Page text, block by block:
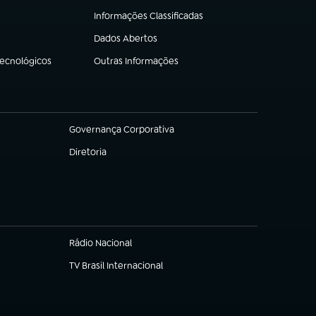
Informações Classificadas
(abre em nova aba)
Dados Abertos
(abre em nova aba)
Outras Informações
(abre em nova aba)
Governança Corporativa
(abre em nova aba)
Diretoria
(abre em nova aba)
Rádio Nacional
TV Brasil Internacional
(abre em nova aba)